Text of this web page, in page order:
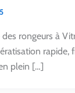
rongeurs à
rapide,
plein […]